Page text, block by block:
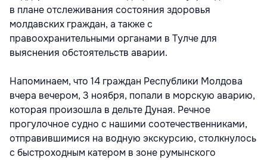
в плане отслеживания состояния здоровья
молдавских граждан, а также с
правоохранительными органами в Тулче для
выяснения обстоятельств аварии.
Напоминаем, что 14 граждан Республики Молдова
вчера вечером, 3 ноября, попали в морскую аварию,
которая произошла в дельте Дуная. Речное
прогулочное судно с нашими соотечественниками,
отправившимися на водную экскурсию, столкнулось
с быстроходным катером в зоне румынского